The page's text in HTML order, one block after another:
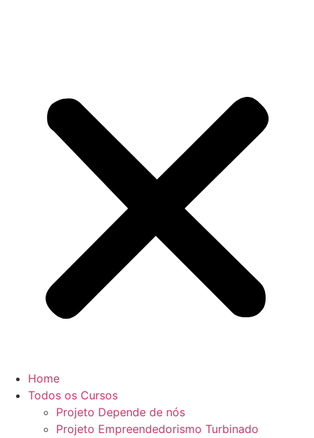
Home
Todos os Cursos
Projeto Depende de nós
Projeto Empreendedorismo Turbinado